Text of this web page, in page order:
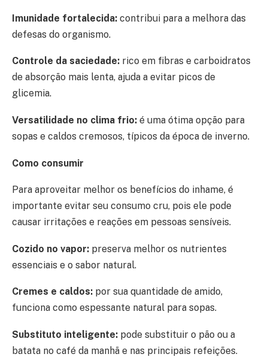
Imunidade fortalecida: contribui para a melhora das
defesas do organismo.
Controle da saciedade: rico em fibras e carboidratos
de absorção mais lenta, ajuda a evitar picos de
glicemia.
Versatilidade no clima frio: é uma ótima opção para
sopas e caldos cremosos, típicos da época de inverno.
Como consumir
Para aproveitar melhor os benefícios do inhame, é
importante evitar seu consumo cru, pois ele pode
causar irritações e reações em pessoas sensíveis.
Cozido no vapor: preserva melhor os nutrientes
essenciais e o sabor natural.
Cremes e caldos: por sua quantidade de amido,
funciona como espessante natural para sopas.
Substituto inteligente: pode substituir o pão ou a
batata no café da manhã e nas principais refeições.